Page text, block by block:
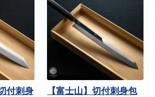
付刺身
【富士山】切付刺身包